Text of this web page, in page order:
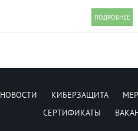
НОВОСТИ КИБЕРЗАЩИТА
СЕРТИФИКАТЫ